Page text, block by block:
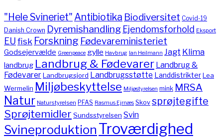
"Hele Svineriet" Antibiotika Biodiversitet Covid-19
Danish Crown Dyremishandling Ejendomsforhold Eksport
EUfisk Forskning Fødevareministeriet
Godsejervælde Greenpeace gylle Havbrug Ian Heilmann Jagt Klima
landbrug Landbrug & Fødevarer Landbrug &
FødevarerLandbrugsjord Landbrugsstøtte LanddistrikterLea
Wermelin Miljøbeskyttelse Miljøstyrelsen mink MRSA
Natur Naturstyrelsen PFAS Rasmus Ejrnæs Skov sprøjtegifte
Sprøjtemidler Sundsstyrelsen Svin
Svineproduktion Troværdighed